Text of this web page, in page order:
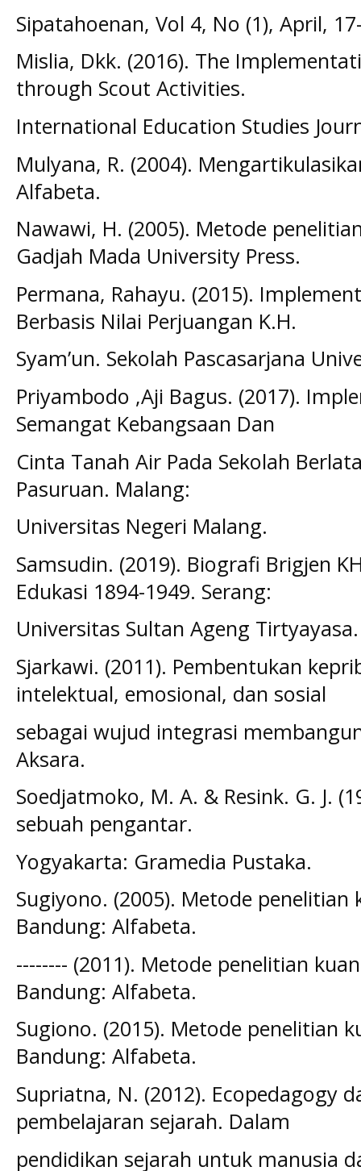
Sipatahoenan, Vol 4, No (1), April,
Mislia, Dkk. (2016). The
through Scout Activities.
International Education Studies
Mulyana, R. (2004).
Alfabeta.
Nawawi, H. (2005). Metode
Gadjah Mada University Press.
Permana, Rahayu. (2015).
Berbasis Nilai Perjuangan K.H.
Syam’un. Sekolah Pascasarjana
Priyambodo ,Aji Bagus. (2017).
Semangat Kebangsaan Dan
Cinta Tanah Air Pada Sekolah
Pasuruan. Malang:
Universitas Negeri Malang.
Samsudin. (2019). Biografi Brigjen
Edukasi 1894-1949. Serang:
Universitas Sultan Ageng Tirtyayasa.
Sjarkawi. (2011). Pembentukan
intelektual, emosional, dan sosial
sebagai wujud integrasi
Aksara.
Soedjatmoko, M. A. & Resink. G. J.
sebuah pengantar.
Yogyakarta: Gramedia Pustaka.
Sugiyono. (2005). Metode
Bandung: Alfabeta.
-------- (2011). Metode penelitian
Bandung: Alfabeta.
Sugiono. (2015). Metode penelitian
Bandung: Alfabeta.
Supriatna, N. (2012). Ecopedagogy
pembelajaran sejarah. Dalam
pendidikan sejarah untuk manusia